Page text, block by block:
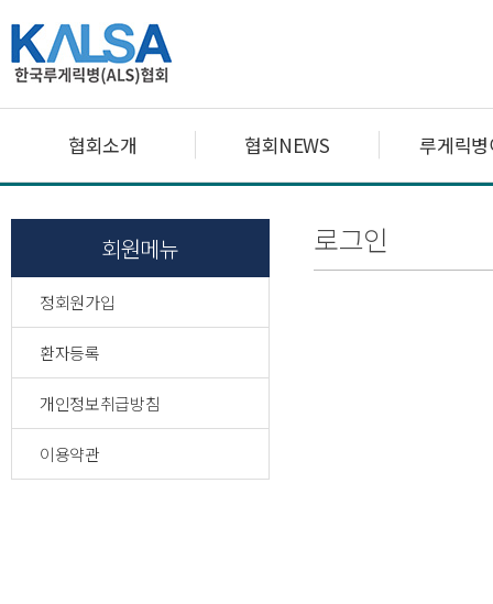
협회소개 협회NEWS 루게릭
회원메뉴
정회원가입
환자등록
개인정보취급방침
이용약관
로그인